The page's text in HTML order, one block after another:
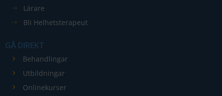
Lärare
Bli Helhetsterapeut
GÅ DIREKT
Behandlingar
Utbildningar
Onlinekurser